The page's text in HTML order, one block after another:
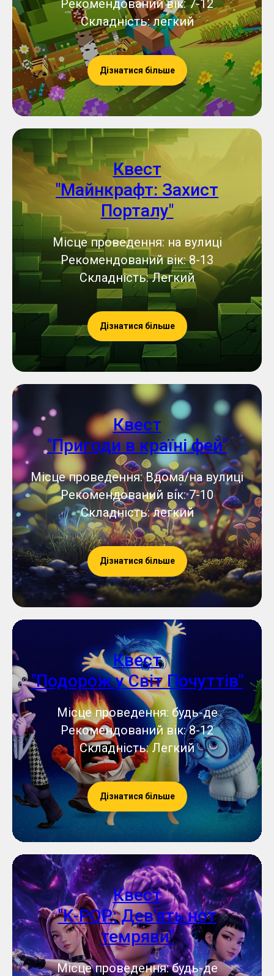
Рекомендований вік: 7-12
Складність: легкий
Дізнатися більше
Квест
"Майнкрафт: Захист
Порталу"
Місце проведення: на вулиці
Рекомендований вік: 8-13
Складність: Легкий
Дізнатися більше
Квест
"Пригоди в країні фей"
Місце проведення: Вдома/на вулиці
Рекомендований вік: 7-10
Складність: легкий
Дізнатися більше
Квест
"Подорож у Світ Почуттів"
Місце проведення: будь-де
Рекомендований вік: 8-12
Складність: Легкий
Дізнатися більше
Квест
"K-POP: Дев'ять нот
темряви"
Місце проведення: будь-де